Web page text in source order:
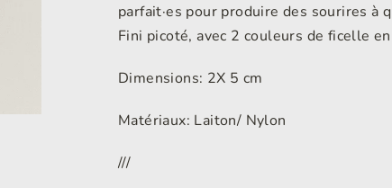
parfait·es pour produire des sourires à
Fini picoté, avec 2 couleurs de ficelle
Dimensions: 2X 5 cm
Matériaux: Laiton/ Nylon
///